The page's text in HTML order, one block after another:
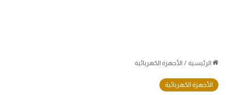
الرئيسية / الأجهزة الكهربائية
الأجهزة الكهربائية